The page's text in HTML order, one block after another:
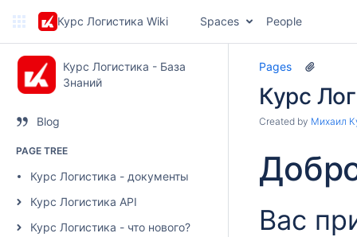
Курс Логистика Wiki Spaces People
Курс Логистика - База
Знаний
Blog
PAGE TREE
Курс Логистика - документы
Курс Логистика API
Курс Логистика - что нового?
Pages
Курс
Created by Михаил
Вас